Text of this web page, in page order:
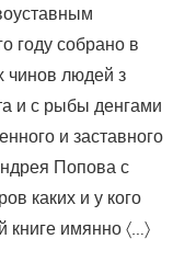
году собрано в
чинов людей з
и с рыбы денгами
и заставного
Попова с
каких и у кого
имянно 〈…〉